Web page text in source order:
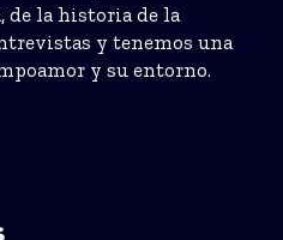
de la historia de la
y tenemos una
y su entorno.